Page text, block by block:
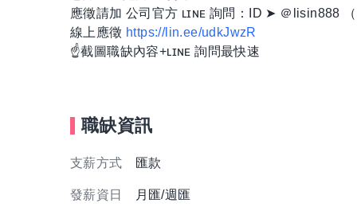
應徵請加 公司官方 ʟɪɴᴇ 詢問：ID ➤ ＠lisin888 （
線上應徵 https://lin.ee/udkJwzR
☝️截圖職缺內容+ʟɪɴᴇ 詢問最快速
職缺資訊
支薪方式 匯款
發薪資日 月匯/週匯